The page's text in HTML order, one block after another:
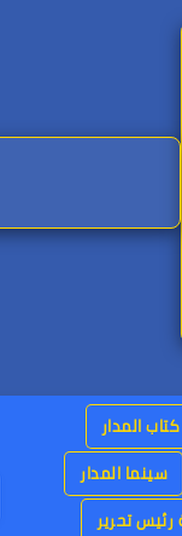
كتاب المدار
سينما المدار
رئيس تحرير